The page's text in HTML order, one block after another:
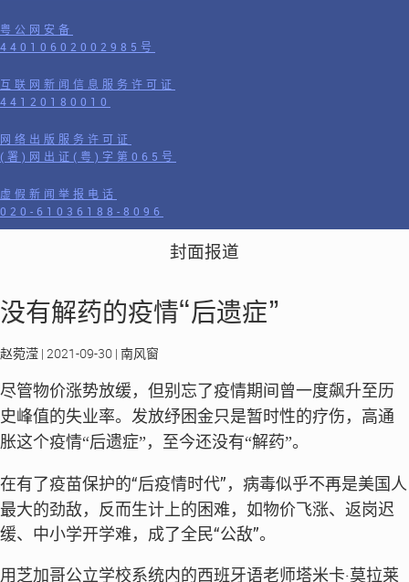
粤公网安备
44010602002985号
互联网新闻信息服务许可证
44120180010
网络出版服务许可证
(署)网出证(粤)字第065号
虚假新闻举报电话
020-61036188-8096
封面报道
没有解药的疫情“后遗症”
赵菀滢 | 2021-09-30 | 南风窗
尽管物价涨势放缓，但别忘了疫情期间曾一度飙升至历
史峰值的失业率。发放纾困金只是暂时性的疗伤，高通
胀这个疫情“后遗症”，至今还没有“解药”。
在有了疫苗保护的“后疫情时代”，病毒似乎不再是美国人
最大的劲敌，反而生计上的困难，如物价飞涨、返岗迟
缓、中小学开学难，成了全民“公敌”。
用芝加哥公立学校系统内的西班牙语老师塔米卡·莫拉莱